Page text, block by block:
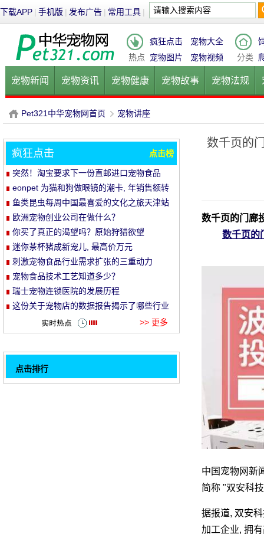
下载APP | 手机版 | 发布广告 | 常用工具 |
热点
疯狂点击
宠物大全
宠物图片
宠物视频 分类
宠物新闻 宠物资讯 宠物健康 宠物故事 宠物法规
健康饮食 宠物美容 宠物医院
P
et
Pet321中华宠物网首页
›
宠物讲座
数千页的
数千页的门廊
数千页的
中国宠物网新
简称 "双安科
据报道, 双安
加工企业, 拥
疯狂点击 点击榜
突然！淘宝要求下一份直邮进口宠物食品
eonpet 为猫和狗做眼镜的潮卡, 年销售额转
了10倍
鱼类昆虫每周中国最喜爱的文化之旅天津站
活动结束
欧洲宠物创业公司在做什么？
你买了真正的渴望吗？原始狩猎欲望
(orijen) 及其母公司最完整的分析
迷你茶杯猪成新宠儿, 最高价万元
刺激宠物食品行业需求扩张的三重动力
宠物食品技术工艺知道多少？
瑞士宠物连锁医院的发展历程
这份关于宠物店的数据报告揭示了哪些行业
>> 更多
点击排行